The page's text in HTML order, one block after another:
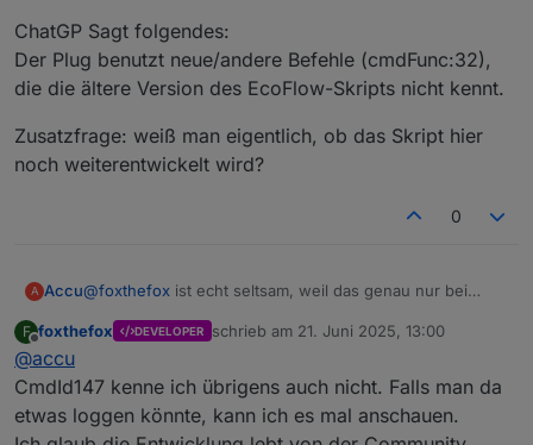
ChatGP Sagt folgendes:
Der Plug benutzt neue/andere Befehle (cmdFunc:32),
die die ältere Version des EcoFlow-Skripts nicht kennt.
Zusatzfrage: weiß man eigentlich, ob das Skript hier
noch weiterentwickelt wird?
0
A Accu@foxthefox ist echt seltsam, weil das genau nur bei
hochkommt. Habe die Seriennummer 3x kontrolliert,
dem Skript immer die Leistung von dem Gerät das an ihm
hängt voll aus der Batterie zieht, ohne zu schauen, ob
ich gerade Überschuss habe oder nicht.
Sehe gerade dass alle Plugs jetzt den Fehler werfen:
F
Offline
foxthefox DEVELOPER schrieb am 21. Juni 2025, 13:00
zuletzt editiert von
@accu
CmdId147 kenne ich übrigens auch nicht. Falls man da
etwas loggen könnte, kann ich es mal anschauen.